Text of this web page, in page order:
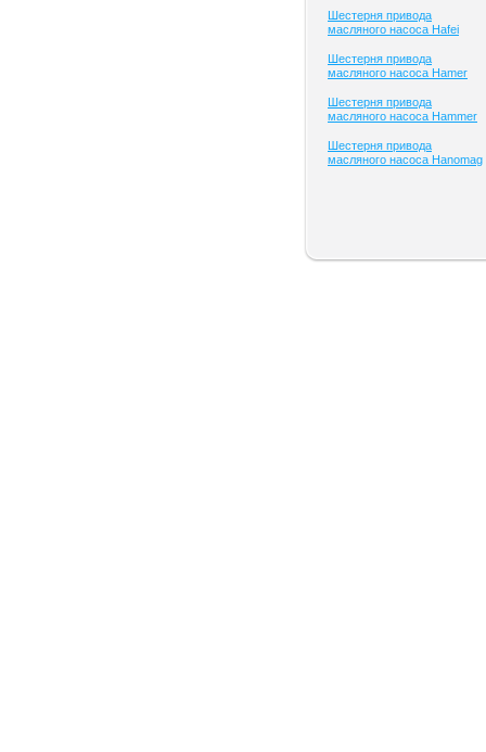
Шестерня привода
масляного насоса Hafei
Шестерня привода
масляного насоса Hamer
Шестерня привода
масляного насоса Hammer
Шестерня привода
масляного насоса Hanomag